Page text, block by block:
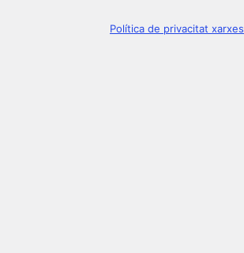
Política de privacitat xarxes